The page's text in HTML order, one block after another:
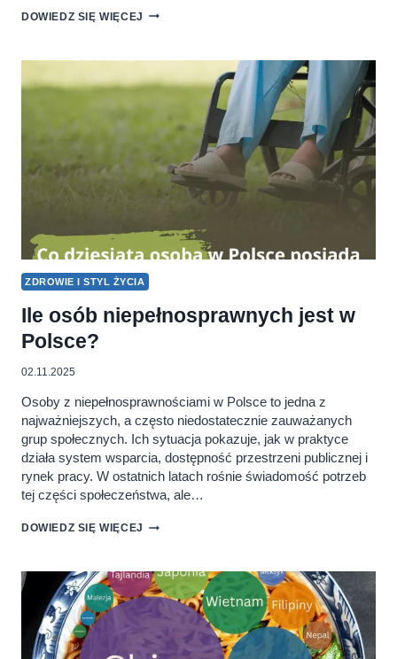
DOWIEDZ SIĘ WIĘCEJ ILE
NA
SPOŻYWA
SIĘ
JEJ
NAJWIĘCEJ?
ZDROWIE I STYL ŻYCIA
Ile osób niepełnosprawnych jest w
Polsce?
02.11.2025
Osoby z niepełnosprawnościami w Polsce to jedna z
najważniejszych, a często niedostatecznie zauważanych
grup społecznych. Ich sytuacja pokazuje, jak w praktyce
działa system wsparcia, dostępność przestrzeni publicznej i
rynek pracy. W ostatnich latach rośnie świadomość potrzeb
tej części społeczeństwa, ale…
DOWIEDZ SIĘ WIĘCEJ ILE
W
POLSCE?